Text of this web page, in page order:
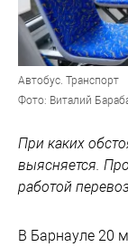
Автобус. Транспорт
Фото: Виталий
При каких
выясняется.
работой
В Барнауле 20